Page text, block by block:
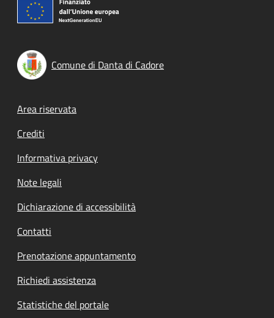
Comune di Danta di Cadore
Footer menu
Area riservata
Crediti
Informativa privacy
Note legali
Dichiarazione di accessibilità
Contatti
Prenotazione appuntamento
Richiedi assistenza
Statistiche del portale